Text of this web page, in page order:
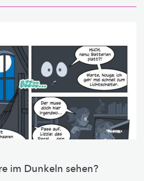
im Dunkeln sehen?